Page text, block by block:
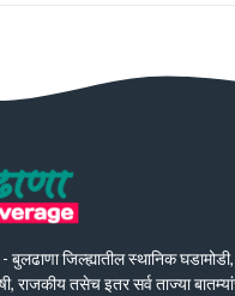
जिल्ह्यातील स्थानिक घडामोडी,
राजकीय तसेच इतर सर्व ताज्या